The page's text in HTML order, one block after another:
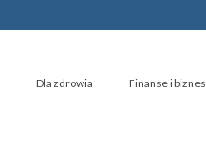
Dla zdrowia Finanse i biznes